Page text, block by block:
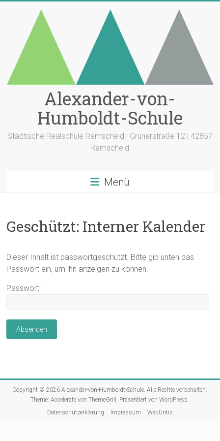
Alexander-von-
Humboldt-Schule
Städtische Realschule Remscheid | Grunerstraße 12 | 42857
Remscheid
Menü
Geschützt: Interner Kalender
Dieser Inhalt ist passwortgeschützt. Bitte gib unten das
Passwort ein, um ihn anzeigen zu können.
Passwort:
Copyright © 2026Alexander-von-Humboldt-Schule . Alle Rechte vorbehalten.
Theme:Accelerate von ThemeGrill. Präsentiert vonWordPress
Datenschutzerklärung
Impressum WebUntis